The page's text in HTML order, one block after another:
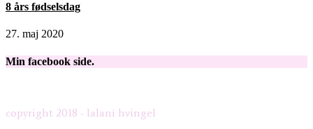
8 års fødselsdag
27. maj 2020
Min facebook side.
copyright 2018 - lalani hvingel